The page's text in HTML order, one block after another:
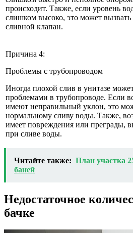
происходит. Также, если уровень
слишком высоко, это может вызвать
сливной клапан.
Причина 4:
Проблемы с трубопроводом
Иногда плохой слив в унитазе
проблемами в трубопроводе. Если
имеют неправильный уклон, это
нормальному сливу воды. Также,
имеет повреждения или преграды,
при сливе воды.
Читайте также: План участка
баней
Недостаточное
бачке